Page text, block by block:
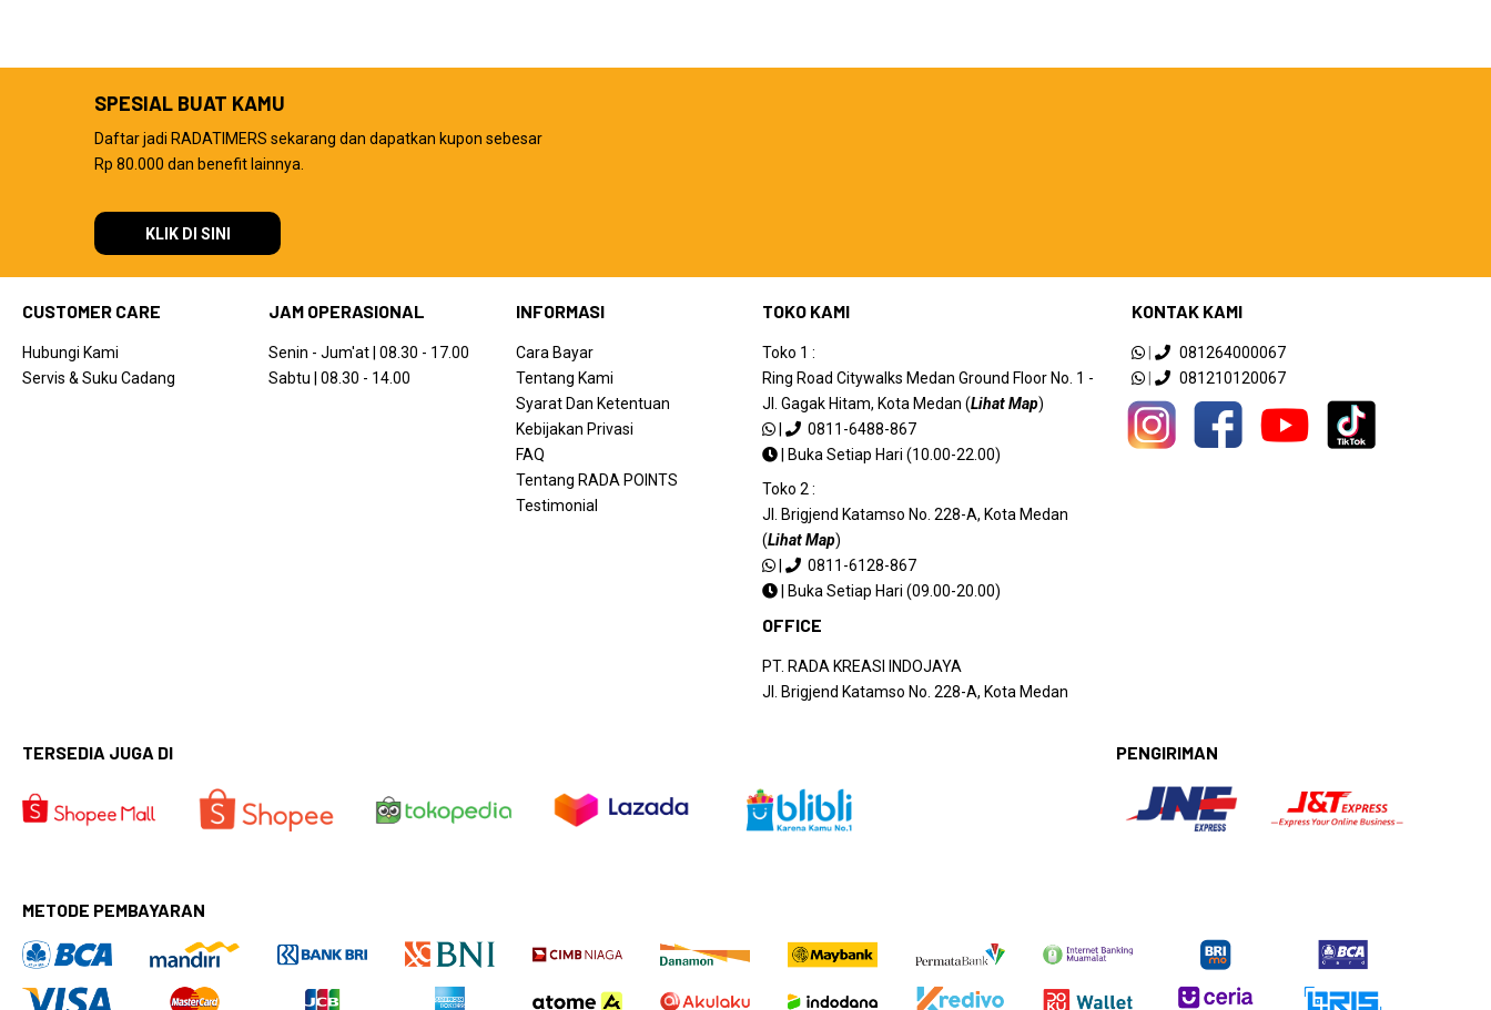
SPESIAL BUAT KAMU
Daftar jadi RADATIMERS sekarang dan dapatkan kupon sebesar
Rp 80.000 dan benefit lainnya.
KLIK DI SINI
CUSTOMER CARE
Hubungi Kami
Servis & Suku Cadang
JAM OPERASIONAL
Senin - Jum'at | 08.30 - 17.00
Sabtu | 08.30 - 14.00
INFORMASI
Cara Bayar
Tentang Kami
Syarat Dan Ketentuan
Kebijakan Privasi
FAQ
Tentang RADA POINTS
Testimonial
TOKO KAMI
Toko 1 :
Ring Road Citywalks Medan Ground Floor No. 1 -
Jl. Gagak Hitam, Kota Medan (Lihat Map)
|
0811-6488-867
|
Buka Setiap Hari (10.00-22.00)
Toko 2 :
Jl. Brigjend Katamso No. 228-A, Kota Medan
(Lihat Map)
|
0811-6128-867
|
Buka Setiap Hari (09.00-20.00)
OFFICE
PT. RADA KREASI INDOJAYA
Jl. Brigjend Katamso No. 228-A, Kota Medan
KONTAK KAMI
|
081264000067
|
081210120067
TERSEDIA JUGA DI PENGIRIMAN
METODE PEMBAYARAN